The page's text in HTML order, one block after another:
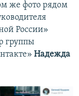
же фото рядом
России»
группы
Надежда